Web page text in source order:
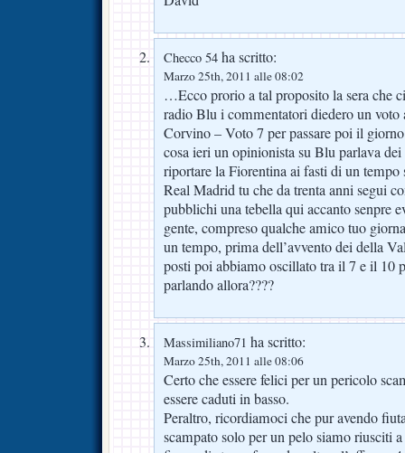
Checco 54 ha scritto:
Marzo 25th, 2011 alle 08:02
…Ecco prorio a tal proposito la sera che
radio Blu i commentatori diedero un voto
Corvino – Voto 7 per passare poi il
cosa ieri un opinionista su Blu parlava
riportare la Fiorentina ai fasti di un tempo
Real Madrid tu che da trenta anni segui
pubblichi una tebella qui accanto senpre
gente, compreso qualche amico tuo
un tempo, prima dell’avvento dei della
posti poi abbiamo oscillato tra il 7 e il 10
parlando allora????
Massimiliano71 ha scritto:
Marzo 25th, 2011 alle 08:06
Certo che essere felici per un pericolo
essere caduti in basso.
Peraltro, ricordiamoci che pur avendo
scampato solo per un pelo siamo riusciti